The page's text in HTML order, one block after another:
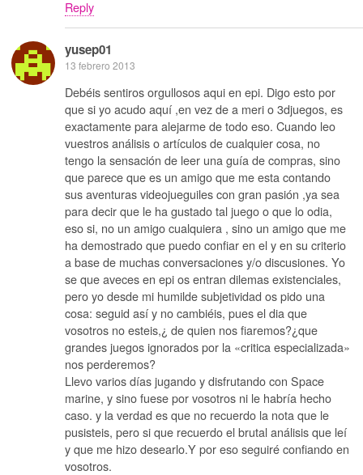
Reply
yusep01
13 febrero 2013
Debéis sentiros orgullosos aqui en epi. Digo esto por
que si yo acudo aquí ,en vez de a meri o 3djuegos, es
exactamente para alejarme de todo eso. Cuando leo
vuestros análisis o artículos de cualquier cosa, no
tengo la sensación de leer una guía de compras, sino
que parece que es un amigo que me esta contando
sus aventuras videojueguiles con gran pasión ,ya sea
para decir que le ha gustado tal juego o que lo odia,
eso si, no un amigo cualquiera , sino un amigo que me
ha demostrado que puedo confiar en el y en su criterio
a base de muchas conversaciones y/o discusiones. Yo
se que aveces en epi os entran dilemas existenciales,
pero yo desde mi humilde subjetividad os pido una
cosa: seguid así y no cambiéis, pues el dia que
vosotros no esteis,¿ de quien nos fiaremos?¿que
grandes juegos ignorados por la «critica especializada»
nos perderemos?
Llevo varios días jugando y disfrutando con Space
marine, y sino fuese por vosotros ni le habría hecho
caso. y la verdad es que no recuerdo la nota que le
pusisteis, pero si que recuerdo el brutal análisis que leí
y que me hizo desearlo.Y por eso seguiré confiando en
vosotros.